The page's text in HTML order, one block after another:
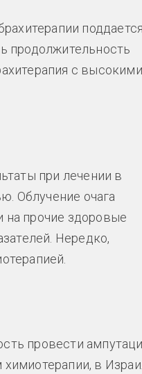
поддается
продолжительность
с высокими
при лечении в
Облучение очага
прочие здоровые
Нередко,
провести
в